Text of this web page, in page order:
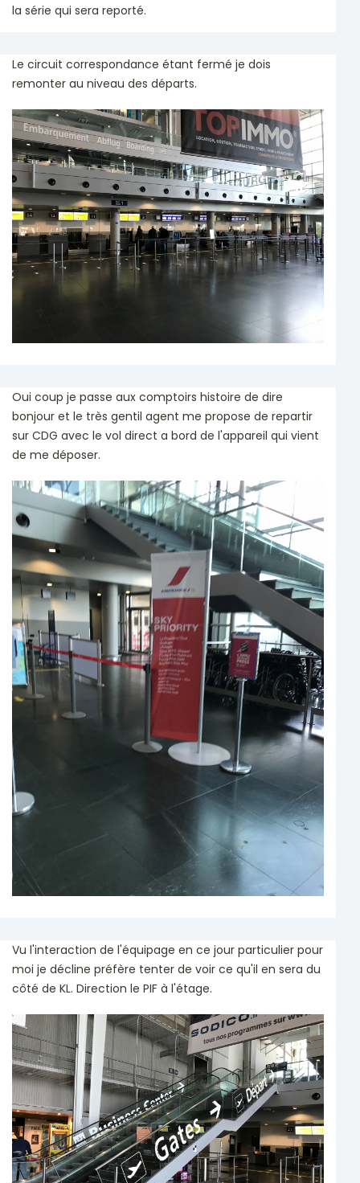
la série qui sera reporté.
Le circuit correspondance étant fermé je dois
remonter au niveau des départs.
Oui coup je passe aux comptoirs histoire de dire
bonjour et le très gentil agent me propose de repartir
sur CDG avec le vol direct a bord de l'appareil qui vient
de me déposer.
Vu l'interaction de l'équipage en ce jour particulier pour
moi je décline préfère tenter de voir ce qu'il en sera du
côté de KL. Direction le PIF à l'étage.